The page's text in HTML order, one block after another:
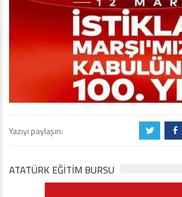
Yazıyı paylaşın: a b
ATATÜRK EĞITIM BURSU